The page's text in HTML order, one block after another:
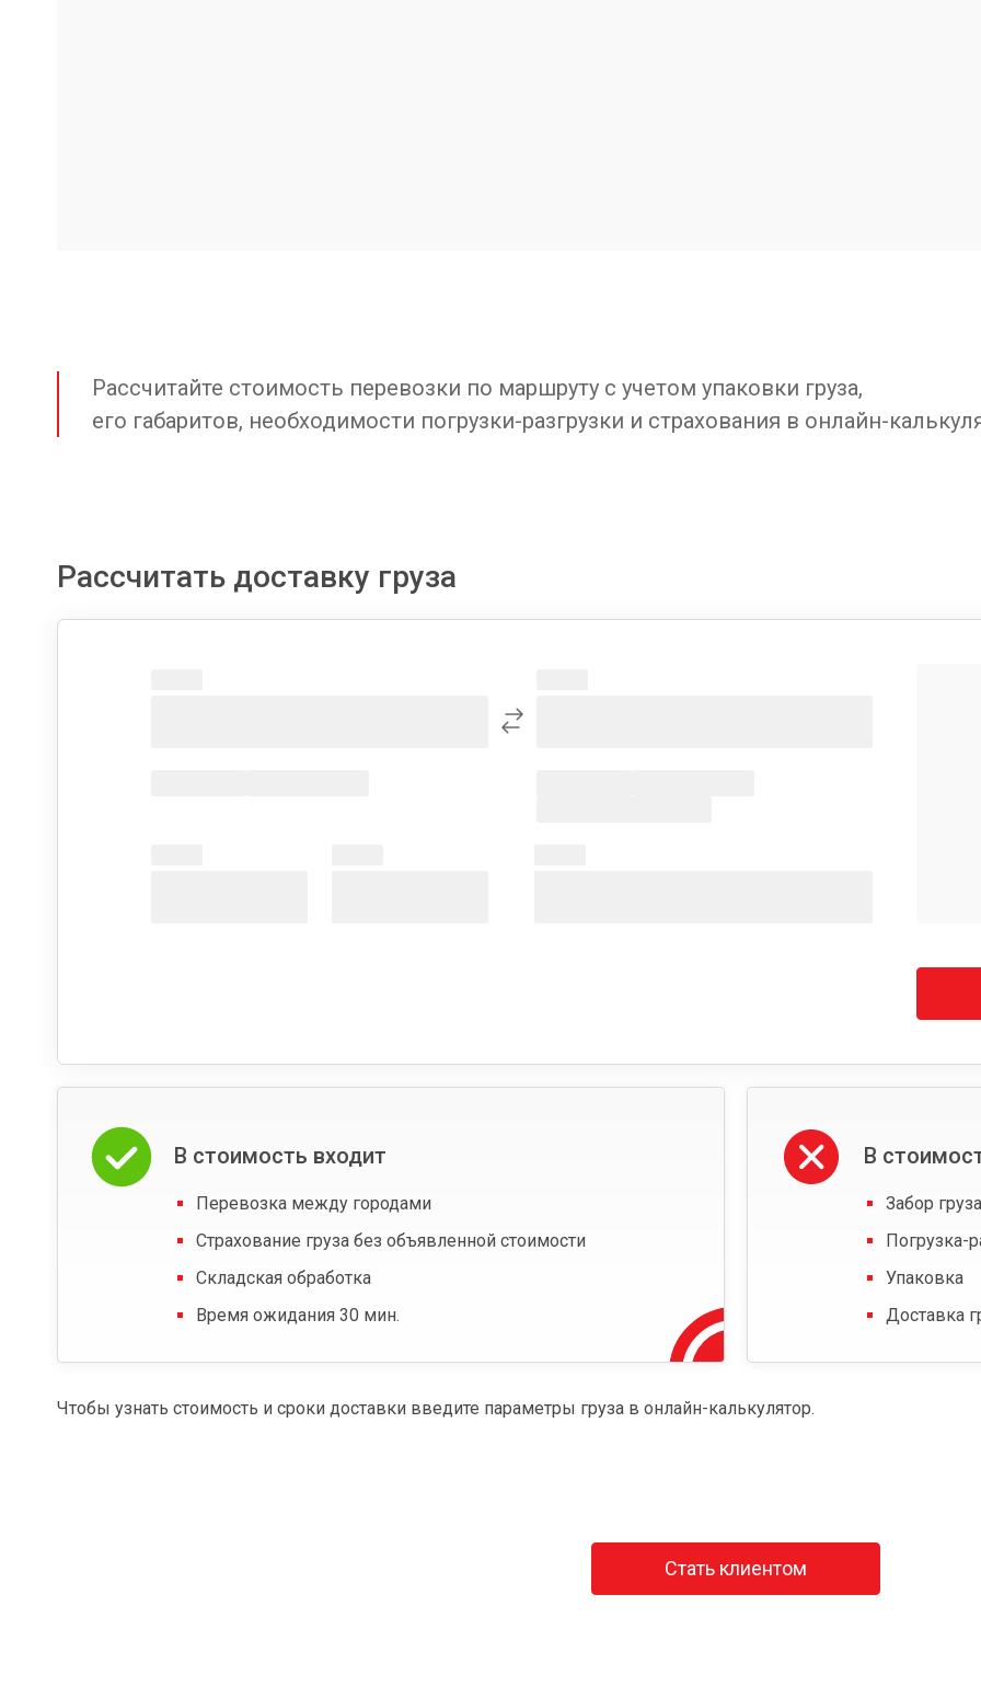
Рассчитайте стоимость перевозки по маршруту с учетом упаковки груза,
его габаритов, необходимости погрузки-разгрузки и страхования в онлайн-
Рассчитать доставку груза
В стоимость входит
Перевозка между городами
Страхование груза без объявленной стоимости
Складская обработка
Время ожидания 30 мин.
В
Забор
Погрузка-
Упаковка
Доставка
Чтобы узнать стоимость и сроки доставки введите параметры груза в онлайн-калькулятор.
Стать клиентом